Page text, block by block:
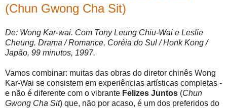
(Chun Gwong Cha Sit)
De: Wong Kar-wai. Com Tony Leung Chiu-Wai e Leslie
Cheung. Drama / Romance, Coréia do Sul / Honk Kong /
Japão, 99 minutos, 1997.
Vamos combinar: muitas das obras do diretor chinês Wong
Kar-Wai se consistem em experiências artísticas completas -
e não é diferente com o vibrante Felizes Juntos (Chun
Gwong Cha Sit) que, não por acaso, é um dos preferidos do